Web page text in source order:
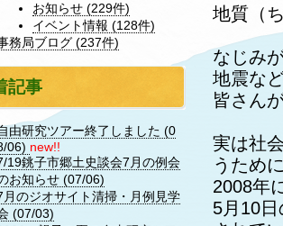
地質（
なじみ
地震な
皆さん
実は社
うため
2008年
5月10
お知らせ (229件)
イベント情報 (128件)
務局ブログ (237件)
記事
由研究ツアー終了しました (0
06) new!!
19銚子市郷土史談会7月の例会
お知らせ (07/06)
月のジオサイト清掃・月例見学
(07/03)